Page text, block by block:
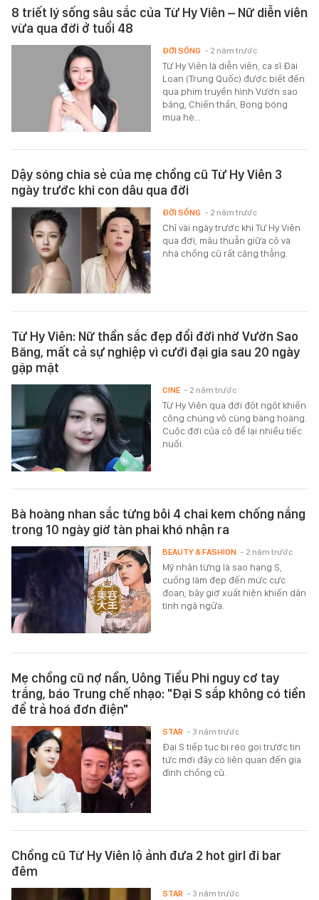
8 triết lý sống sâu sắc của Từ Hy Viên – Nữ diễn viên
vừa qua đời ở tuổi 48
Từ Hy Viên là diễn viên, ca sĩ Đài
Loan (Trung Quốc) được biết đến
qua phim truyền hình Vườn sao
băng, Chiến thần, Bong bóng
mùa hè...
ĐỜI SỐNG - 2 năm trước
Dậy sóng chia sẻ của mẹ chồng cũ Từ Hy Viên 3
ngày trước khi con dâu qua đời
Chỉ vài ngày trước khi Từ Hy Viên
qua đời, mâu thuẫn giữa cô và
nhà chồng cũ rất căng thẳng.
ĐỜI SỐNG - 2 năm trước
Từ Hy Viên: Nữ thần sắc đẹp đổi đời nhờ Vườn Sao
Băng, mất cả sự nghiệp vì cưới đại gia sau 20 ngày
gặp mặt
Từ Hy Viên qua đời đột ngột khiến
công chúng vô cùng bàng hoàng.
Cuộc đời của cô để lại nhiều tiếc
nuối.
CINE - 2 năm trước
Bà hoàng nhan sắc từng bôi 4 chai kem chống nắng
trong 10 ngày giờ tàn phai khó nhận ra
Mỹ nhân từng là sao hạng S,
cuồng làm đẹp đến mức cực
đoan, bây giờ xuất hiện khiến dân
tình ngã ngửa.
BEAUTY & FASHION - 2 năm trước
Mẹ chồng cũ nợ nần, Uông Tiểu Phi nguy cơ tay
trắng, báo Trung chế nhạo: "Đại S sắp không có tiền
để trả hoá đơn điện"
Đại S tiếp tục bị réo gọi trước tin
tức mới đây có liên quan đến gia
đình chồng cũ.
STAR - 3 năm trước
Chồng cũ Từ Hy Viên lộ ảnh đưa 2 hot girl đi bar
đêm
STAR - 3 năm trước